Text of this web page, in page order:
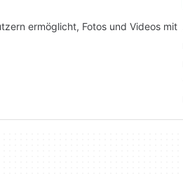
ermöglicht, Fotos und Videos mit